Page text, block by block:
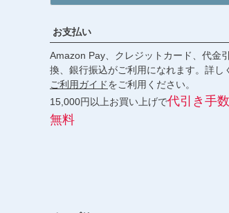
お支払い
Amazon Pay、クレジットカード、代金引
換、銀行振込がご利用になれます。詳し
ご利用ガイドをご利用ください。
15,000円以上お買い上げで代引き手
無料